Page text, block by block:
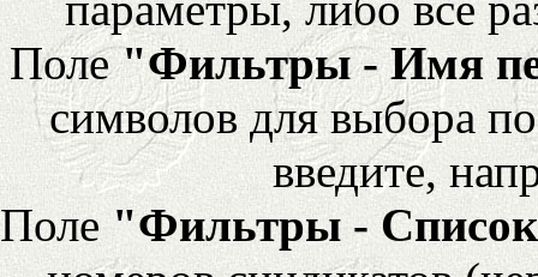
Поле"Фильтры - Имя
символов для выбора
введите,
Поле "Фильтры -